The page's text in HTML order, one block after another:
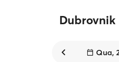
Dubrovnik
Qua,